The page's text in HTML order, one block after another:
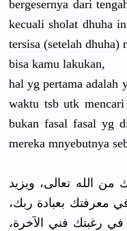
bergesernya dari
kecuali sholat dhuha
tersisa (setelah
bisa kamu lakukan,
hal yg pertama adalah
waktu tsb utk
bukan fasal fasal yg
mereka mnyebutnya
من الله تعالى، ويزيد
معرفتك بعبادة ربك،
في رغبتك فني الآخرة،